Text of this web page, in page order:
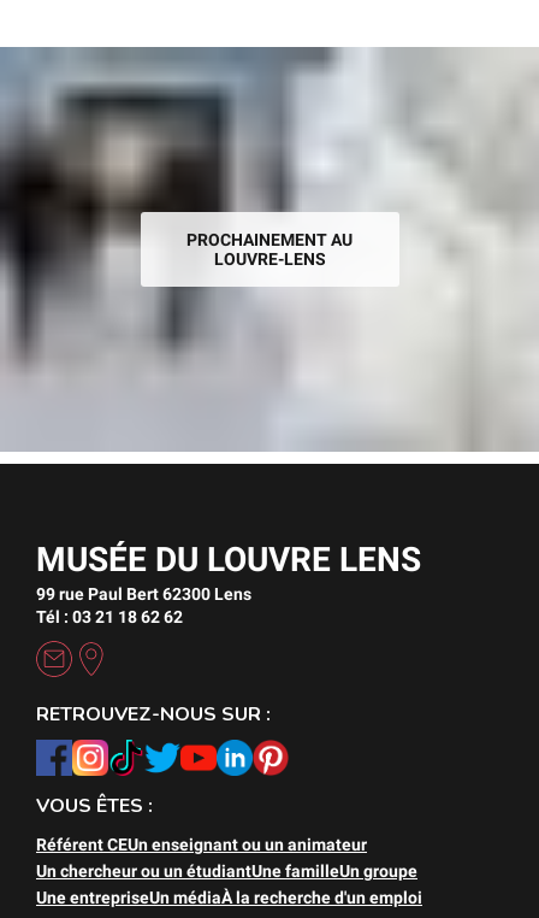
PROCHAINEMENT AU
LOUVRE-LENS
MUSÉE DU LOUVRE LENS
99 rue Paul Bert 62300 Lens
Tél : 03 21 18 62 62
RETROUVEZ-NOUS SUR :
VOUS ÊTES :
Référent CEUn enseignant ou un animateur
Un chercheur ou un étudiantUne familleUn groupe
Une entrepriseUn médiaÀ la recherche d'un emploi